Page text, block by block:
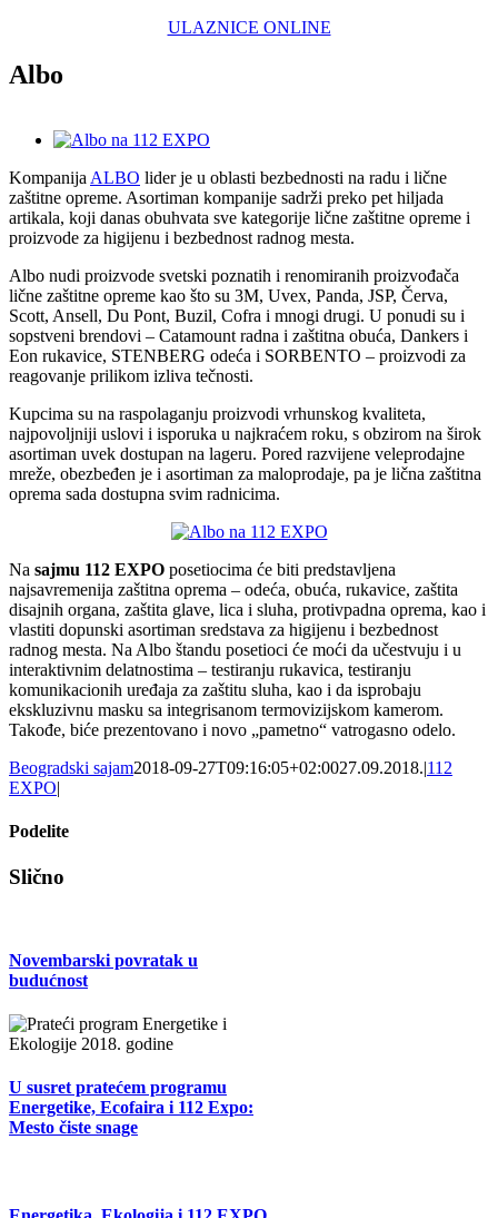
ULAZNICE ONLINE
Albo
View
Image
Kompanija ALBO lider je u oblasti bezbednosti na radu i lične
zaštitne opreme. Asortiman kompanije sadrži preko pet hiljada
artikala, koji danas obuhvata sve kategorije lične zaštitne opreme i
proizvode za higijenu i bezbednost radnog mesta.
Albo nudi proizvode svetski poznatih i renomiranih proizvođača
lične zaštitne opreme kao što su 3M, Uvex, Panda, JSP, Červa,
Scott, Ansell, Du Pont, Buzil, Cofra i mnogi drugi. U ponudi su i
sopstveni brendovi – Catamount radna i zaštitna obuća, Dankers i
Eon rukavice, STENBERG odeća i SORBENTO – proizvodi za
reagovanje prilikom izliva tečnosti.
Kupcima su na raspolaganju proizvodi vrhunskog kvaliteta,
najpovoljniji uslovi i isporuka u najkraćem roku, s obzirom na širok
asortiman uvek dostupan na lageru. Pored razvijene veleprodajne
mreže, obezbeđen je i asortiman za maloprodaje, pa je lična zaštitna
oprema sada dostupna svim radnicima.
Na sajmu 112 EXPO posetiocima će biti predstavljena
najsavremenija zaštitna oprema – odeća, obuća, rukavice, zaštita
disajnih organa, zaštita glave, lica i sluha, protivpadna oprema, kao i
vlastiti dopunski asortiman sredstava za higijenu i bezbednost
radnog mesta. Na Albo štandu posetioci će moći da učestvuju i u
interaktivnim delatnostima – testiranju rukavica, testiranju
komunikacionih uređaja za zaštitu sluha, kao i da isprobaju
ekskluzivnu masku sa integrisanom termovizijskom kamerom.
Takođe, biće prezentovano i novo „pametno“ vatrogasno odelo.
Beogradski sajam2018-09-27T09:16:05+02:0027.09.2018.|112
EXPO|
Podelite
Facebook
X
Tumblr
Pinterest
Email
Slično
Novembarski povratak u
budućnost
U susret pratećem programu
Energetike, Ecofaira i 112 Expo:
Mesto čiste snage